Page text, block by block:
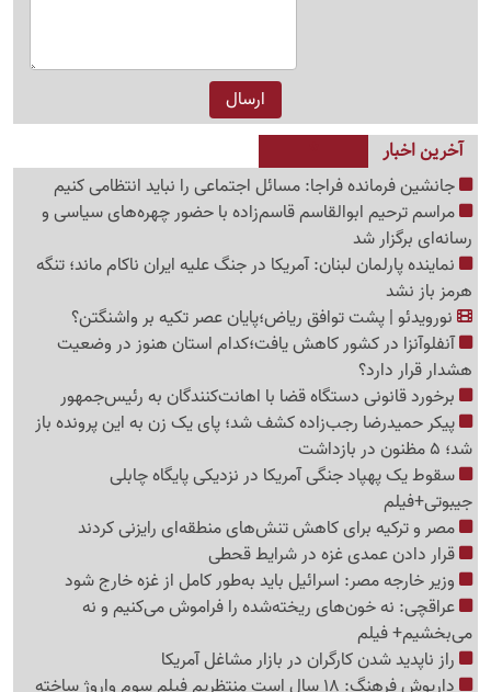
آخرین اخبار
جانشین فرمانده فراجا: مسائل اجتماعی را نباید انتظامی کنیم
مراسم ترحیم ابوالقاسم قاسم‌زاده با حضور چهره‌های سیاسی و
رسانه‌ای برگزار شد
نماینده پارلمان لبنان: آمریکا در جنگ علیه ایران ناکام ماند؛ تنگه
هرمز باز نشد
نورویدئو | پشت توافق ریاض؛پایان عصر تکیه بر واشنگتن؟
آنفلوآنزا در کشور کاهش یافت؛کدام استان هنوز در وضعیت
هشدار قرار دارد؟
برخورد قانونی دستگاه قضا با اهانت‌کنندگان به رئیس‌جمهور
پیکر حمیدرضا رجب‌زاده کشف شد؛ پای یک زن به این پرونده باز
شد؛ 5 مظنون در بازداشت
سقوط یک پهپاد جنگی آمریکا در نزدیکی پایگاه چابلی
جیبوتی+فیلم
مصر و ترکیه برای کاهش تنش‌های منطقه‌ای رایزنی کردند
قرار دادن عمدی غزه در شرایط قحطی
وزیر خارجه مصر: اسرائیل باید به‌طور کامل از غزه خارج شود
عراقچی: نه خون‌های ریخته‌شده را فراموش می‌کنیم و نه
می‌بخشیم+ فیلم
راز ناپدید شدن کارگران در بازار مشاغل آمریکا